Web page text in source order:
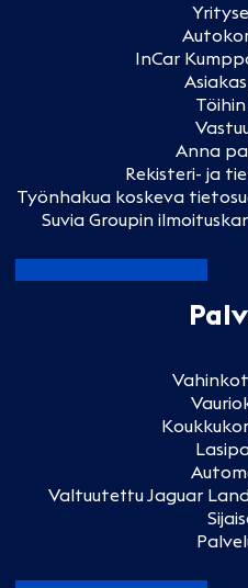
InCar
Anna
Rekisteri- ja
Työnhakua koskeva
Suvia Groupin
Valtuutettu Jaguar